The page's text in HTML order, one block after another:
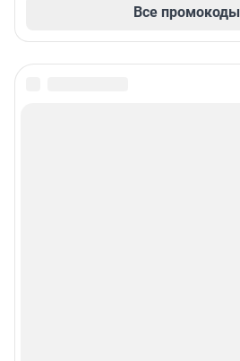
Все промокоды